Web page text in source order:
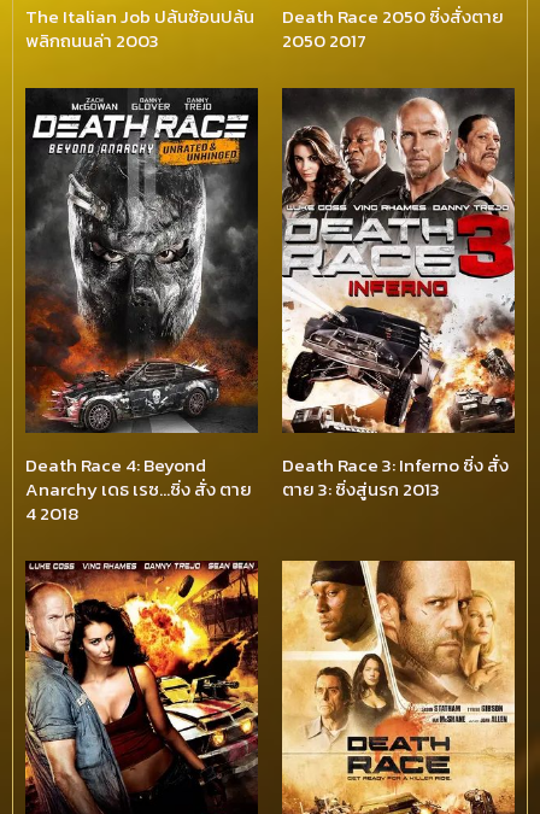
The Italian Job ปล้นซ้อนปล้น
พลิกถนนล่า 2003
Death Race 2050 ซิ่งสั่งตาย
2050 2017
Death Race 4: Beyond
Anarchy เดธ เรซ…ซิ่ง สั่ง ตาย
4 2018
Death Race 3: Inferno ซิ่ง สั่ง
ตาย 3: ซิ่งสู่นรก 2013